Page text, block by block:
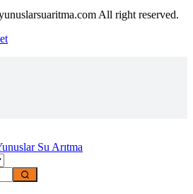
All right reserved.